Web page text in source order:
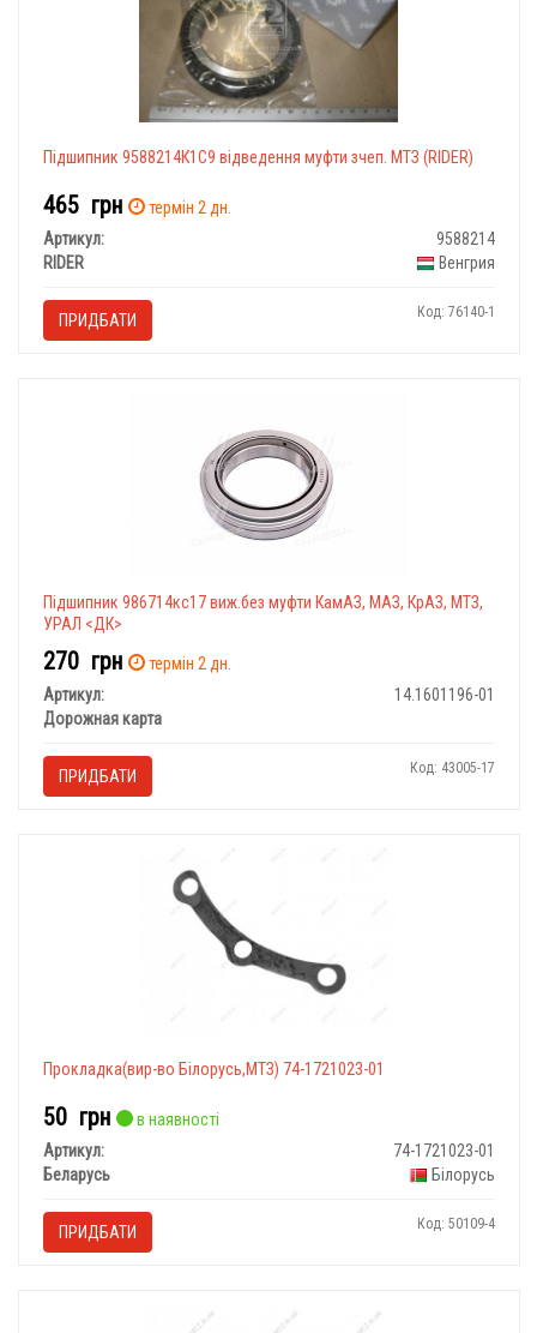
Підшипник 9588214К1С9 відведення муфти зчеп. МТЗ (RIDER)
465 грн
термін 2 дн.
Артикул:
9588214
RIDER
Венгрия
ПРИДБАТИ Код: 76140-1
Підшипник 986714кс17 виж.без муфти КамАЗ, МАЗ, КрАЗ, МТЗ,
УРАЛ <ДК>
270 грн
термін 2 дн.
Артикул:
14.1601196-01
Дорожная карта
ПРИДБАТИ Код: 43005-17
Прокладка(вир-во Білорусь,МТЗ) 74-1721023-01
50 грн
в наявності
Артикул:
74-1721023-01
Беларусь
Білорусь
ПРИДБАТИ Код: 50109-4